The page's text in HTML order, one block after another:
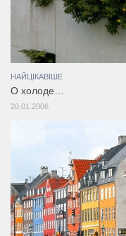
НАЙЦІКАВІШЕ
О холоде…
20.01.2006